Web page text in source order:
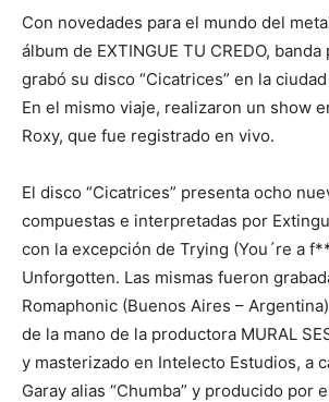
Con novedades para el mundo del
álbum de EXTINGUE TU CREDO,
grabó su disco “Cicatrices” en la
En el mismo viaje, realizaron un show
Roxy, que fue registrado en vivo.
El disco “Cicatrices” presenta ocho
compuestas e interpretadas por
con la excepción de Trying (You´re a
Unforgotten. Las mismas fueron
Romaphonic (Buenos Aires –
de la mano de la productora MURAL
y masterizado en Intelecto Estudios, a
Garay alias “Chumba” y producido por